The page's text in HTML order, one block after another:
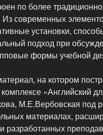
по более
современных
установки,
подход при
формы учебной
на котором
«Английский
М.Е.Вербовская под
материалах,
разработанных